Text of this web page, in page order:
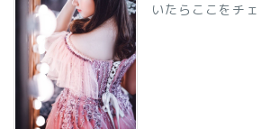
いたらここをチェ